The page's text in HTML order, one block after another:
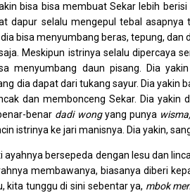
bisa bisa membuat Sekar lebih
dapur selalu mengepul tebal asapnya
bisa menyumbang beras, tepung, dan
Meskipun istrinya selalu dipercaya
menyumbang daun pisang. Dia
dia dapat dari tukang sayur. Dia yakin
dan membonceng Sekar. Dia yakin
benar dadi wongyang punya
istrinya ke jari manisnya. Dia yakin,
bersepeda dengan lesu dan
membawanya, biasanya diberi
kita tunggu di sini sebentar ya, mbok